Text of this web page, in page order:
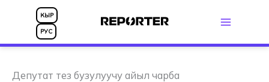
КЫР
РУС
Депутат тез бузулуучу айыл чарба